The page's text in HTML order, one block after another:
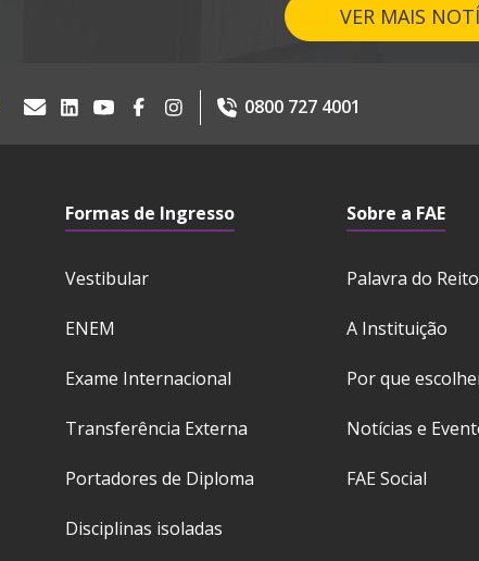
VER MAIS
0800 727 4001
Formas de Ingresso
Vestibular
ENEM
Exame Internacional
Transferência Externa
Portadores de Diploma
Disciplinas isoladas
Sobre a FAE
Palavra do
A Instituição
Por que
Notícias e
FAE Social